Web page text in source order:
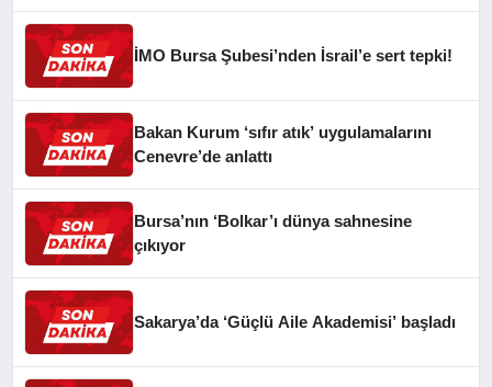
İMO Bursa Şubesi’nden İsrail’e sert tepki!
Bakan Kurum ‘sıfır atık’ uygulamalarını
Cenevre’de anlattı
Bursa’nın ‘Bolkar’ı dünya sahnesine
çıkıyor
Sakarya’da ‘Güçlü Aile Akademisi’ başladı